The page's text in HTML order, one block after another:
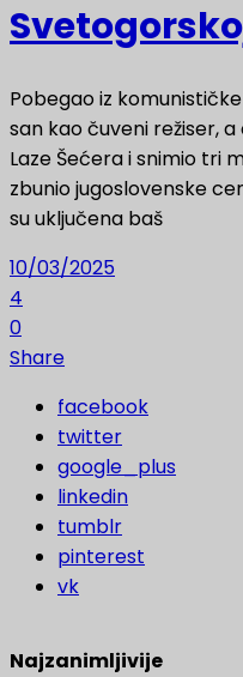
Pobegao iz
san kao čuveni režiser,
Laze Šećera i snimio tri
zbunio jugoslovenske
su uključena baš
10/03/2025
4
0
Share
facebook
twitter
google_plus
linkedin
tumblr
pinterest
vk
Najzanimljivije